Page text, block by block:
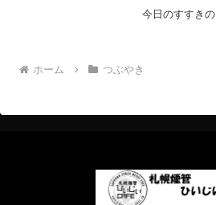
今日のすすきの
ホーム つぶやき